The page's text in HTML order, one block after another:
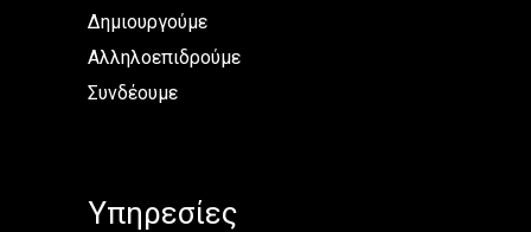
Δημιουργούμε
Αλληλοεπιδρούμε
Συνδέουμε
Υπηρεσίες